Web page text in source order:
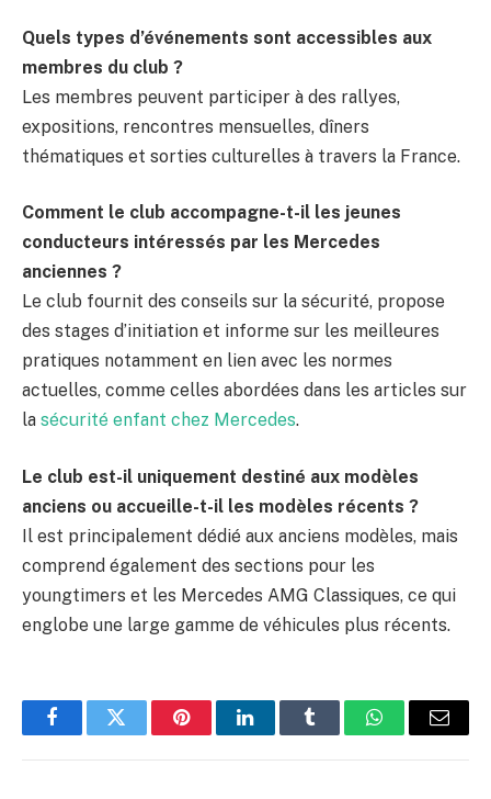
Quels types d’événements sont accessibles aux
membres du club ?
Les membres peuvent participer à des rallyes,
expositions, rencontres mensuelles, dîners
thématiques et sorties culturelles à travers la France.
Comment le club accompagne-t-il les jeunes
conducteurs intéressés par les Mercedes
anciennes ?
Le club fournit des conseils sur la sécurité, propose
des stages d’initiation et informe sur les meilleures
pratiques notamment en lien avec les normes
actuelles, comme celles abordées dans les articles sur
la sécurité enfant chez Mercedes.
Le club est-il uniquement destiné aux modèles
anciens ou accueille-t-il les modèles récents ?
Il est principalement dédié aux anciens modèles, mais
comprend également des sections pour les
youngtimers et les Mercedes AMG Classiques, ce qui
englobe une large gamme de véhicules plus récents.
FacebookTwitter PinterestLinkedInTumblr WhatsApp
E-